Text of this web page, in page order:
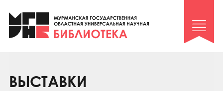
Клуб «Гиря и сельдерей»
Клуб «Семейный архив»
Коллегам
ВЫСТАВКИ